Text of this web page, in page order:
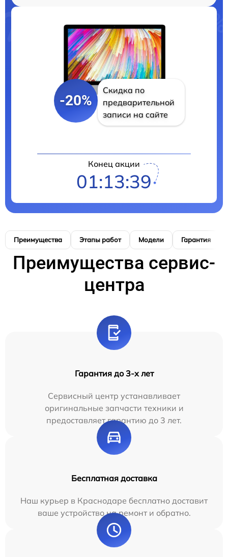
-20%
Скидка по
предварительной
записи на сайте
Конец акции
01:13:38
Преимущества Этапы работ Модели Гарантия
Преимущества сервис-
центра
Гарантия до 3-х лет
Сервисный центр устанавливает
оригинальные запчасти техники и
предоставляет гарантию до 3 лет.
Бесплатная доставка
Наш курьер в Краснодаре бесплатно доставит
ваше устройство на ремонт и обратно.